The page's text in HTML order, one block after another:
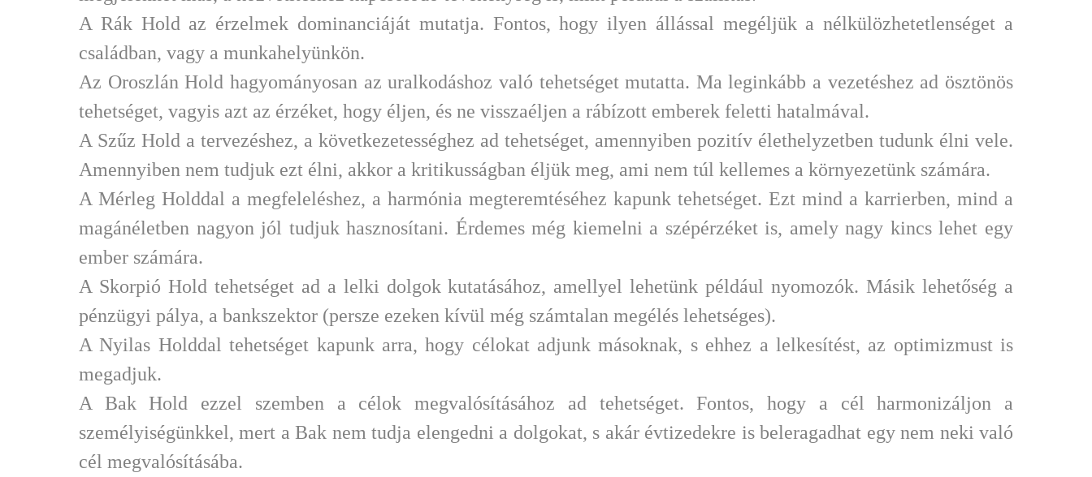
A Rák Hold az érzelmek dominanciáját mutatja. Fontos, hogy ilyen állással megéljük a nélkülözhetetlenséget a
családban, vagy a munkahelyünkön.
Az Oroszlán Hold hagyományosan az uralkodáshoz való tehetséget mutatta. Ma leginkább a vezetéshez ad ösztönös
tehetséget, vagyis azt az érzéket, hogy éljen, és ne visszaéljen a rábízott emberek feletti hatalmával.
A Szűz Hold a tervezéshez, a következetességhez ad tehetséget, amennyiben pozitív élethelyzetben tudunk élni vele.
Amennyiben nem tudjuk ezt élni, akkor a kritikusságban éljük meg, ami nem túl kellemes a környezetünk számára.
A Mérleg Holddal a megfeleléshez, a harmónia megteremtéséhez kapunk tehetséget. Ezt mind a karrierben, mind a
magánéletben nagyon jól tudjuk hasznosítani. Érdemes még kiemelni a szépérzéket is, amely nagy kincs lehet egy
ember számára.
A Skorpió Hold tehetséget ad a lelki dolgok kutatásához, amellyel lehetünk például nyomozók. Másik lehetőség a
pénzügyi pálya, a bankszektor (persze ezeken kívül még számtalan megélés lehetséges).
A Nyilas Holddal tehetséget kapunk arra, hogy célokat adjunk másoknak, s ehhez a lelkesítést, az optimizmust is
megadjuk.
A Bak Hold ezzel szemben a célok megvalósításához ad tehetséget. Fontos, hogy a cél harmonizáljon a
személyiségünkkel, mert a Bak nem tudja elengedni a dolgokat, s akár évtizedekre is beleragadhat egy nem neki való
cél megvalósításába.